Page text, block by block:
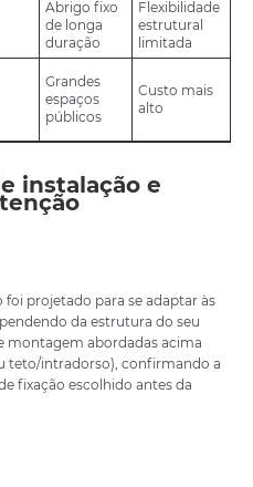
Abrigo fixo
de longa
duração
Flexibilidade
estrutural
limitada
Grandes
espaços
públicos
Custo mais
alto
instalação e
projetado para se adaptar às
da estrutura do seu
montagem abordadas acima
teto/intradorso), confirmando a
fixação escolhido antes da